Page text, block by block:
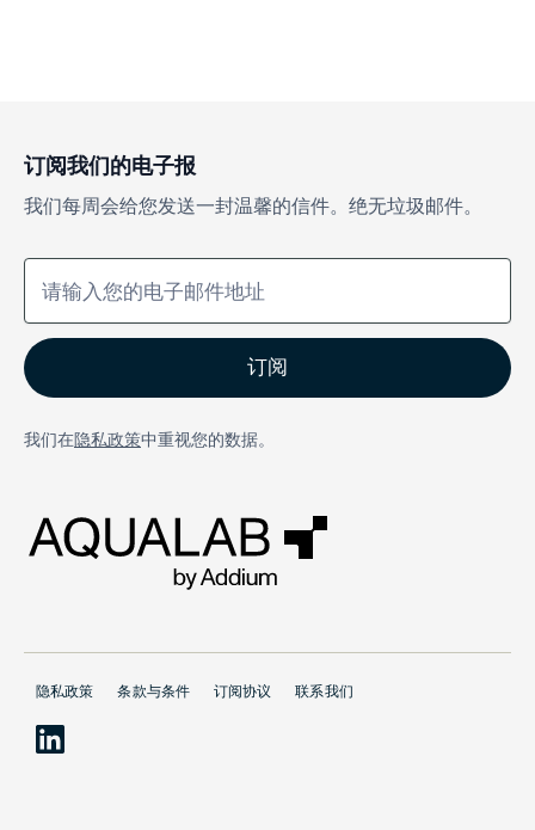
订阅我们的电子报
我们每周会给您发送一封温馨的信件。绝无垃圾邮件。
我们在隐私政策中重视您的数据。
隐私政策 条款与条件 订阅协议 联系我们